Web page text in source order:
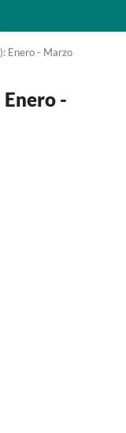
Enero - Marzo
-